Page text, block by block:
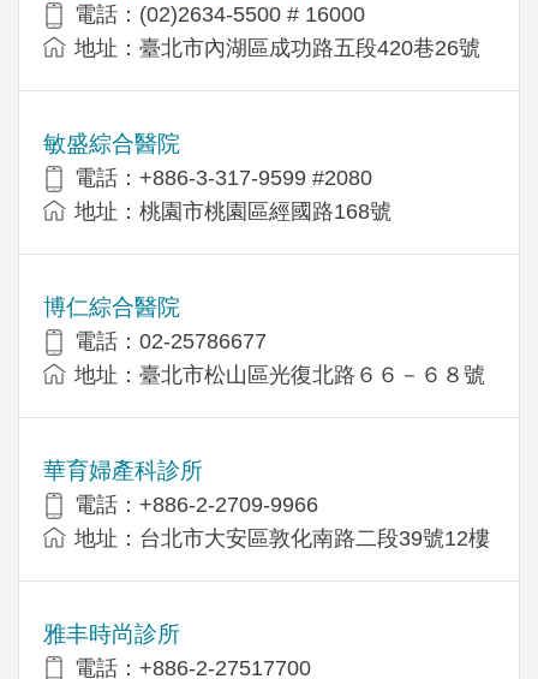
電話：(02)2634-5500 # 16000
地址：臺北市內湖區成功路五段420巷26號
敏盛綜合醫院
電話：+886-3-317-9599 #2080
地址：桃園市桃園區經國路168號
博仁綜合醫院
電話：02-25786677
地址：臺北市松山區光復北路６６－６８號
華育婦產科診所
電話：+886-2-2709-9966
地址：台北市大安區敦化南路二段39號12樓
雅丰時尚診所
電話：+886-2-27517700